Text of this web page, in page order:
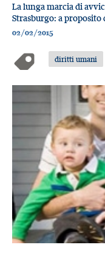
La lunga marcia di
Strasburgo: a proposito
02/02/2015
diritti umani